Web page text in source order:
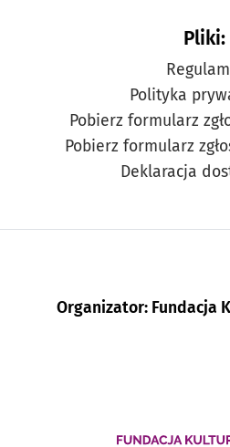
Pliki:
Polityka
Pobierz formularz
Pobierz formularz
Deklaracja
Organizator: Fundacja